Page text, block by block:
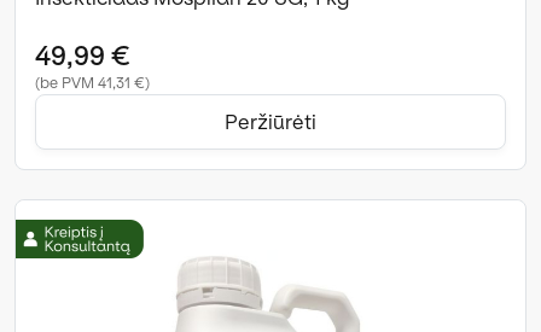
49,99 €
(be PVM 41,31 €)
Peržiūrėti